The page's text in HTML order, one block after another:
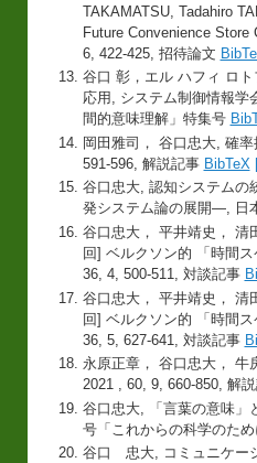
TAKAMATSU, Tadahiro
Future Convenience
6, 422-425, 招待論文
谷口 彰，エル ハフィ ロ
応用, システム制御情報学
間的意味理解」特集号
岡田雅司， 谷口忠大, 確
591-596, 解説記事 BibTeX
谷口忠大, 認知システムの
発システム論の展開—, 日
谷口忠大， 平井靖史， 清
回] ベルクソン的 「時間
36, 4, 500-511, 対談記事
谷口忠大， 平井靖史， 清
回] ベルクソン的 「時間
36, 5, 627-641, 対談記事
永原正章， 谷口忠大， 牛
2021 , 60, 9, 660-850, 解
谷口忠大, 「言葉の意味」
号「これからの科学のため
谷口 忠大, コミュニケー